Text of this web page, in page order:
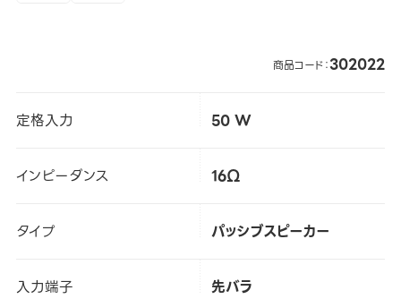
商品コード：302022
定格入力 50 W
インピーダンス 16Ω
タイプ パッシブスピーカー
入力端子 先バラ